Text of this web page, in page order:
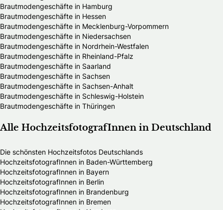
Brautmodengeschäfte in Hamburg
Brautmodengeschäfte in Hessen
Brautmodengeschäfte in Mecklenburg-Vorpommern
Brautmodengeschäfte in Niedersachsen
Brautmodengeschäfte in Nordrhein-Westfalen
Brautmodengeschäfte in Rheinland-Pfalz
Brautmodengeschäfte in Saarland
Brautmodengeschäfte in Sachsen
Brautmodengeschäfte in Sachsen-Anhalt
Brautmodengeschäfte in Schleswig-Holstein
Brautmodengeschäfte in Thüringen
Alle HochzeitsfotografInnen in Deutschland
Die schönsten Hochzeitsfotos Deutschlands
HochzeitsfotografInnen in Baden-Württemberg
HochzeitsfotografInnen in Bayern
HochzeitsfotografInnen in Berlin
HochzeitsfotografInnen in Brandenburg
HochzeitsfotografInnen in Bremen